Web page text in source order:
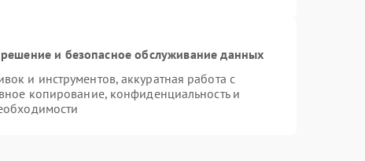
и безопасное обслуживание данных
и инструментов, аккуратная работа с
копирование, конфиденциальность и